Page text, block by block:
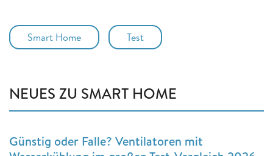
Smart Home Test
NEUES ZU SMART HOME
Günstig oder Falle? Ventilatoren mit